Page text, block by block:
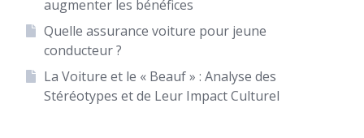
augmenter les bénéfices
Quelle assurance voiture pour jeune
conducteur ?
La Voiture et le « Beauf » : Analyse des
Stéréotypes et de Leur Impact Culturel